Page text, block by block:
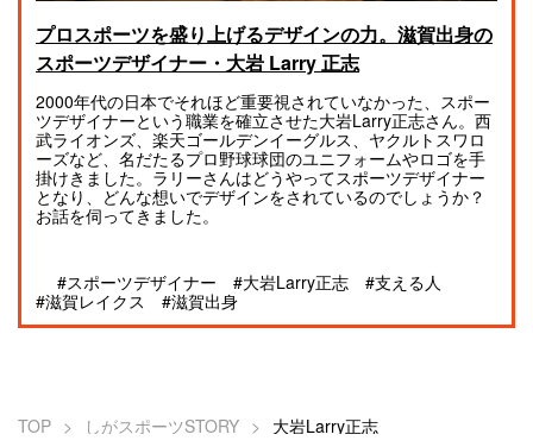
TOP しがスポーツSTORY 大岩Larry正志
プロスポーツを盛り上げるデザインの力。滋賀出身の
スポーツデザイナー・大岩 Larry 正志
2000年代の日本でそれほど重要視されていなかった、スポー
ツデザイナーという職業を確立させた大岩Larry正志さん。西
武ライオンズ、楽天ゴールデンイーグルス、ヤクルトスワロ
ーズなど、名だたるプロ野球球団のユニフォームやロゴを手
掛けきました。ラリーさんはどうやってスポーツデザイナー
となり、どんな想いでデザインをされているのでしょうか？
お話を伺ってきました。
#スポーツデザイナー #大岩Larry正志
#支える人
#滋賀レイクス
#滋賀出身